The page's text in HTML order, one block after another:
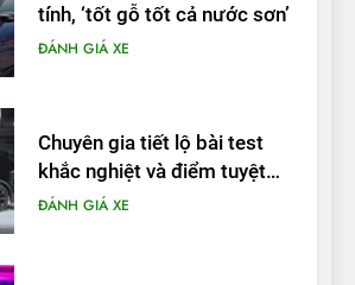
tính, ‘tốt gỗ tốt cả nước sơn’
ĐÁNH GIÁ XE
Chuyên gia tiết lộ bài test
khắc nghiệt và điểm tuyệt
đối về an toàn trên VinFast
ĐÁNH GIÁ XE